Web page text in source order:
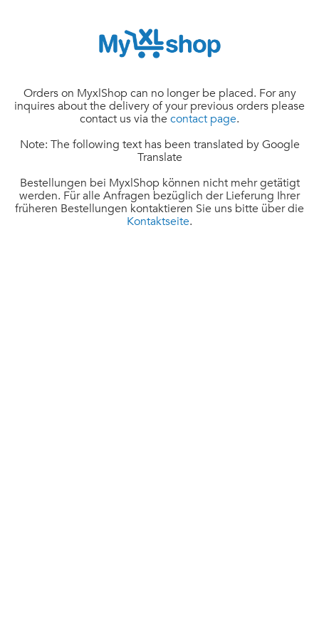
Orders on MyxlShop can no longer be placed. For any
inquires about the delivery of your previous orders please
contact us via the contact page.
Note: The following text has been translated by Google
Translate
Bestellungen bei MyxlShop können nicht mehr getätigt
werden. Für alle Anfragen bezüglich der Lieferung Ihrer
früheren Bestellungen kontaktieren Sie uns bitte über die
Kontaktseite.